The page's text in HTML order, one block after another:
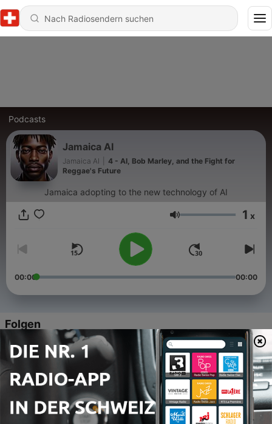
Podcasts
Jamaica AI
Jamaica AI
4 - AI, Bob Marley, and the Fight for
Reggae's Future
Jamaica adopting to the new technology of AI
Lautstärke 1 x
00:00 00:00
Folgen
4 - AI, Bob Marley, and the Fight for Reggae's Future
AI Revolutionizing Caribbean Hospitality
07 Feb. 2025